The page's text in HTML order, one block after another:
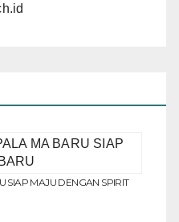
SIAP MAJU DENGAN SPIRIT